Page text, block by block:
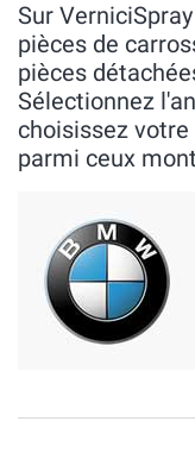
Sur
pièces de
pièces
Sélectionnez
choisissez
parmi ceux